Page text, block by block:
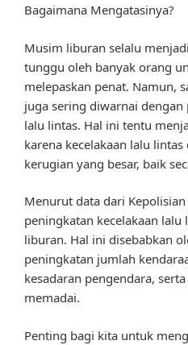
Bagaimana Mengatasinya?
Musim liburan selalu
tunggu oleh banyak orang
melepaskan penat. Namun,
juga sering diwarnai dengan
lalu lintas. Hal ini tentu
karena kecelakaan lalu
kerugian yang besar, baik
Menurut data dari
peningkatan kecelakaan lalu
liburan. Hal ini disebabkan
peningkatan jumlah
kesadaran pengendara,
memadai.
Penting bagi kita untuk